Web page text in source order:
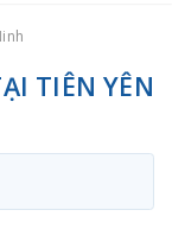
TIÊN YÊN